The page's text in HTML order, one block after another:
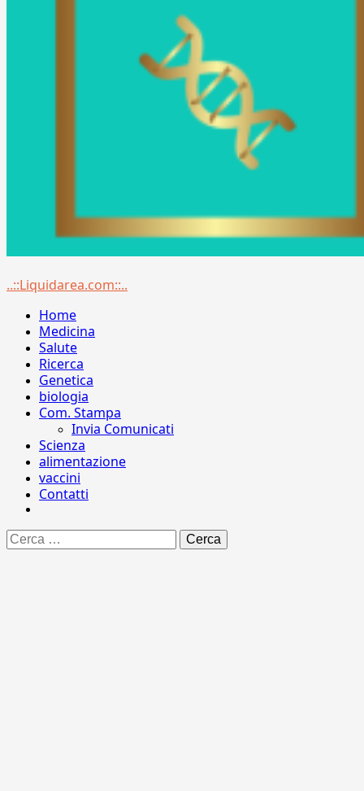
Menu
..::Liquidarea.com::..
Home
Medicina
Salute
Ricerca
Genetica
biologia
Com. Stampa
Invia Comunicati
Scienza
alimentazione
vaccini
Contatti
Ricerca
per: